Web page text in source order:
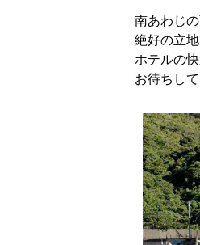
南あわじ
絶好の立地
ホテルの
お待ちして